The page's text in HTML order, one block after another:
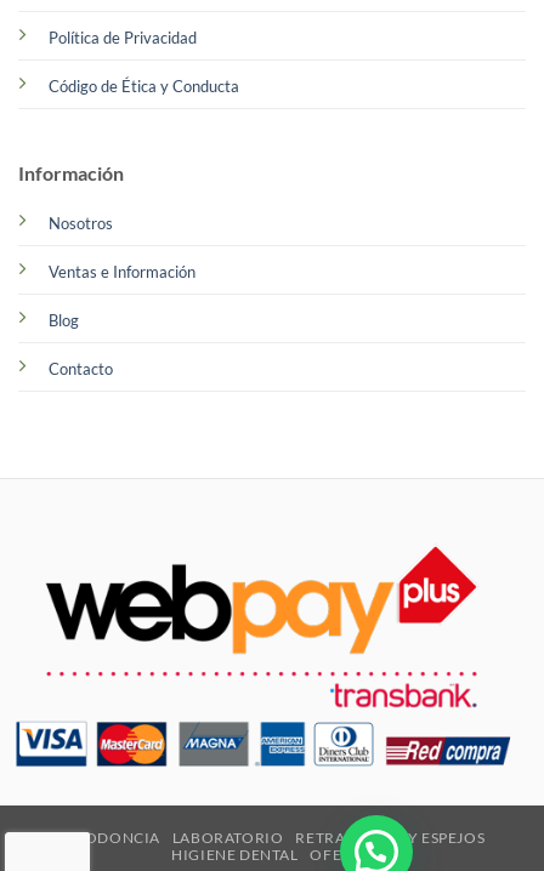
Política de Privacidad
Código de Ética y Conducta
Información
Nosotros
Ventas e Información
Blog
Contacto
ORTODONCIA LABORATORIO
RETRACTORES Y ESPEJOS
HIGIENE DENTAL
OFERTAS